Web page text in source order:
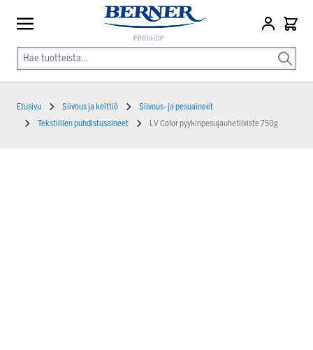
Etusivu Siivous ja keittiö
Siivous- ja pesuaineet
Tekstiilien puhdistusaineet
LV Color pyykinpesujauhetiiviste 750g